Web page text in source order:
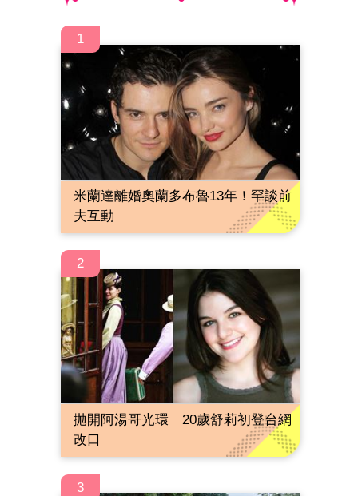
1
米蘭達離婚奧蘭多布魯13年！罕談前
夫互動
2
拋開阿湯哥光環 20歲舒莉初登台網
改口
3